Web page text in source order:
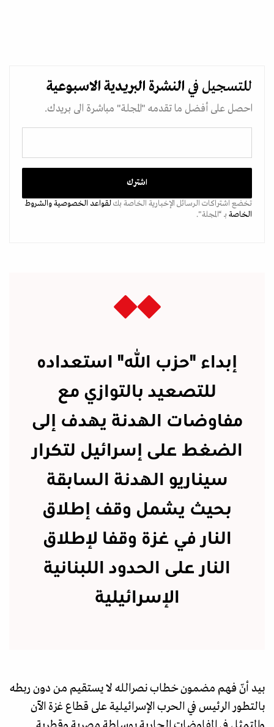
للتسجيل في النشرة البريدية الاسبوعية
احصل على أفضل ما تقدمه "المجلة" مباشرة الى بريدك.
تخضع اشتراكات الرسائل الإخبارية الخاصة بكلقواعد الخصوصيةوالشروط
الخاصة بـ “المجلة".
إبداء "حزب الله" استعداده
للتصعيد بالتوازي مع
مفاوضات الهدنة يهدف إلى
الضغط على إسرائيل لتكرار
سيناريو الهدنة السابقة
بحيث يشمل وقف إطلاق
النار في غزة وقفا لإطلاق
النار على الحدود اللبنانية
الإسرائيلية
بيد أنّ فهم مضمون خطاب نصرالله لا يستقيم من دون ربطه
بالتطور الرئيس في الحرب الإسرائيلية على قطاع غزة الآن